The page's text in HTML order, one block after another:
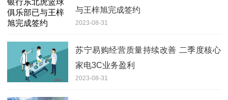
与王梓旭完成签约
2023-08-31
苏宁易购经营质量持续改善 二季度核心
家电3C业务盈利
2023-08-31